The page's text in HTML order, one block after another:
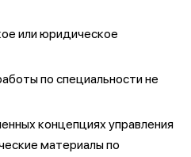
или юридическое
по специальности не
концепциях управления
материалы по